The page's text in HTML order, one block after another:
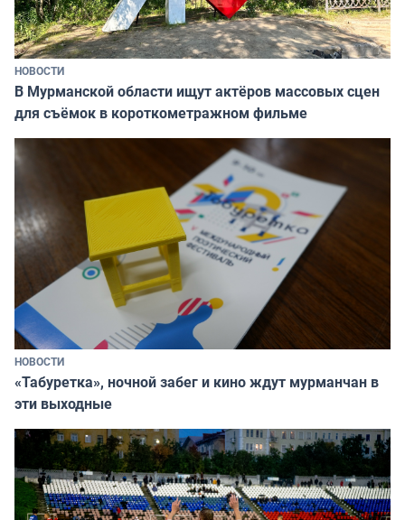
НОВОСТИ
В Мурманской области ищут актёров массовых сцен
для съёмок в короткометражном фильме
НОВОСТИ
«Табуретка», ночной забег и кино ждут мурманчан в
эти выходные